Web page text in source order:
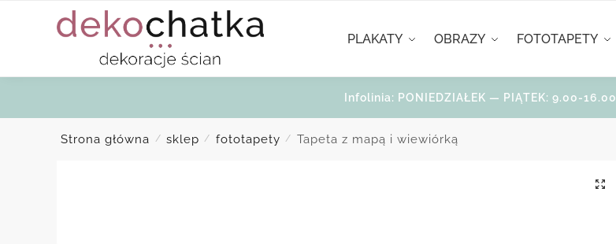
PLAKATY OBRAZY FOTOTAPETY
Infolinia: PONIEDZIAŁEK — PIĄTEK: 9.00-16.00
Strona główna / sklep / fototapety / Tapeta z mapą i wiewiórką